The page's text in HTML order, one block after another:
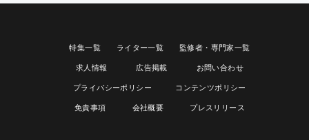
特集一覧 ライター一覧 監修者・専門家一覧
求人情報 広告掲載 お問い合わせ
プライバシーポリシー コンテンツポリシー
免責事項 会社概要 プレスリリース